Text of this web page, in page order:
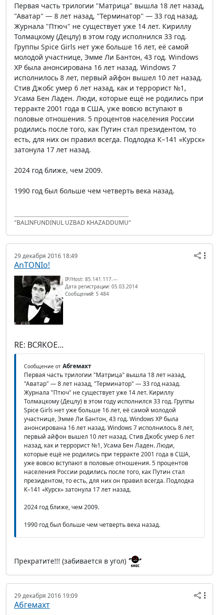
Первая часть трилогии "Матрица" вышла 18 лет назад,
"Аватар" — 8 лет назад, "Терминатор" — 33 год назад.
Журнала "Птюч" не существует уже 14 лет. Кириллу
Толмацкому (Децлу) в этом году исполнился 33 год.
Группы Spice Girls нет уже больше 16 лет, её самой
молодой участнице, Эмме Ли Бантон, 43 год. Windows
XP была анонсирована 16 лет назад. Windows 7
исполнилось 8 лет, первый айфон вышел 10 лет назад.
Стив Джобс умер 6 лет назад, как и террорист №1,
Усама Бен Ладен. Люди, которые ещё не родились при
терракте 2001 года в США, уже вовсю вступают в
половые отношения. 5 процентов населения России
родились после того, как Путин стал президентом, то
есть, для них он правил всегда. Подлодка К–141 «Курск»
затонула 17 лет назад.
2024 год ближе, чем 2009.
1990 год был больше чем четверть века назад.
"BALINFUNDINUL UZBAD KHAZADDUMU"
29 декабря 2016 18:49
AnTONIo!
IP/Host: 85.141.117.---
Дата регистрации: 05.03.2014
Сообщений: 5 484
RE: ВСЯКОЕ...
Сообщение от Абгемахт
Первая часть трилогии "Матрица" вышла 18 лет назад,
"Аватар" — 8 лет назад, "Терминатор" — 33 год назад.
Журнала "Птюч" не существует уже 14 лет. Кириллу
Толмацкому (Децлу) в этом году исполнился 33 год. Группы
Spice Girls нет уже больше 16 лет, её самой молодой
участнице, Эмме Ли Бантон, 43 год. Windows XP была
анонсирована 16 лет назад. Windows 7 исполнилось 8 лет,
первый айфон вышел 10 лет назад. Стив Джобс умер 6 лет
назад, как и террорист №1, Усама Бен Ладен. Люди,
которые ещё не родились при терракте 2001 года в США,
уже вовсю вступают в половые отношения. 5 процентов
населения России родились после того, как Путин стал
президентом, то есть, для них он правил всегда. Подлодка
К–141 «Курск» затонула 17 лет назад.
2024 год ближе, чем 2009.
1990 год был больше чем четверть века назад.
Прекратите!!! (забивается в угол)
29 декабря 2016 19:09
Абгемахт